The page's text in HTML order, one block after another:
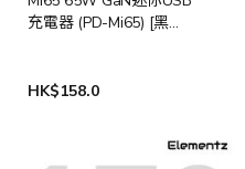
充電器 (PD-Mi65) [黑色/
HK$158.0